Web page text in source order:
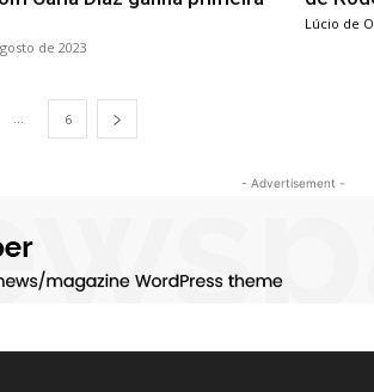
de 2023
Lúcio de
... 6
- Advertisement -